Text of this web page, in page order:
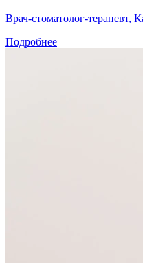
Врач-стоматолог-терапевт,
Подробнее